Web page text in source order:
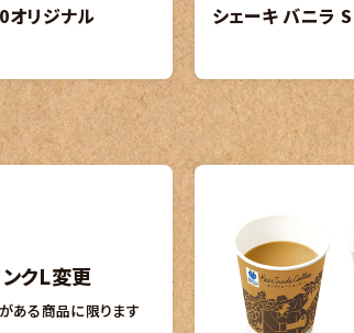
リジナル シェーキ バニラ S
ンクL変更
がある商品に限ります